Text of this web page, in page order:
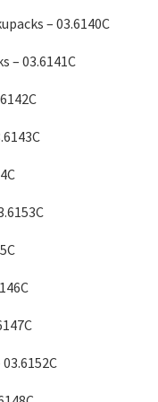
– 03.6140C
– 03.6141C